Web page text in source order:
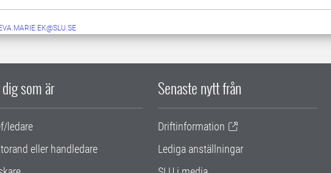
som är
ledare
eller handledare
Senaste nytt från
Driftinformation
Lediga anställningar